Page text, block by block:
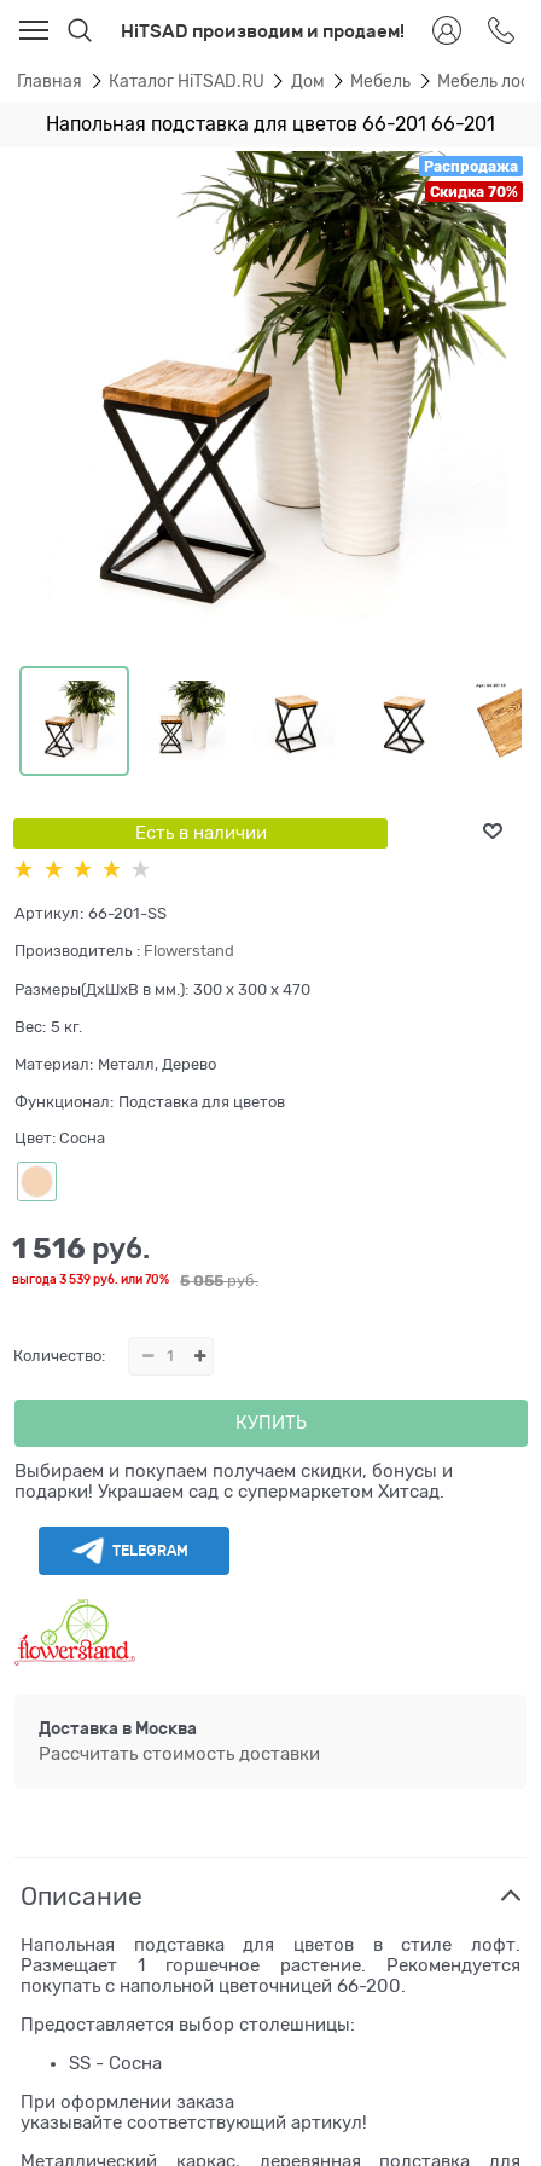
HiTSAD производим и продаем!
Главная Каталог HiTSAD.RU Дом Мебель Мебель лофт
Напольная подставка для цветов 66-201 66-201
Распродажа
Скидка 70%
Есть в наличии
Артикул: 66-201-SS
Производитель : Flowerstand
Размеры(ДхШхВ в мм.): 300 x 300 x 470
Вес: 5 кг.
Материал: Металл, Дерево
Функционал: Подставка для цветов
Цвет: Сосна
5 055 руб.
1 516 руб.
выгода 3 539 руб. или70%
Количество:
КУПИТЬ
Выбираем и покупаем получаем скидки, бонусы и
подарки! Украшаем сад с супермаркетом Хитсад.
TELEGRAM
Доставка в Москва
Рассчитать стоимость доставки
Описание
Напольная подставка для цветов в стиле лофт.
Размещает 1 горшечное растение. Рекомендуется
покупать с напольной цветочницей 66-200.
Предоставляется выбор столешницы:
SS - Сосна
При оформлении заказа
указывайте соответствующий артикул!
Металлический каркас, деревянная подставка для